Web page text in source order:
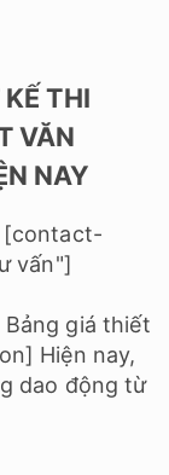
THI
VĂN
NAY
[contact-
vấn"]
giá thiết
Hiện nay,
dao động từ